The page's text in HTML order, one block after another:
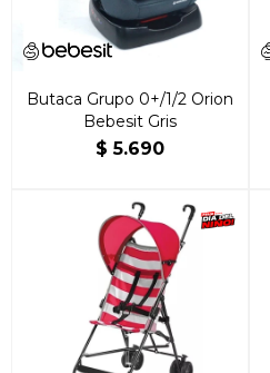
Butaca Grupo 0+/1/2 Orion
Bebesit Gris
$ 5.690